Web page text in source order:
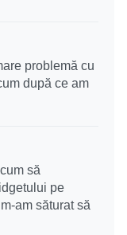
problemă cu
după ce am
să
pe
am săturat să